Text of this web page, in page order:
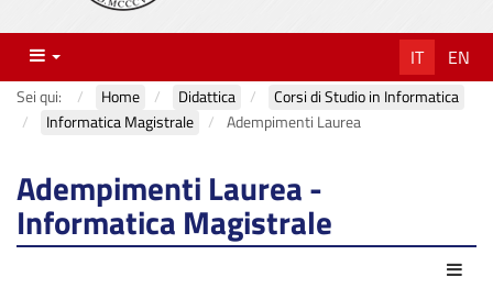
Menu IT EN
Sei qui: Home Didattica
Corsi di Studio in Informatica
Informatica Magistrale
Adempimenti Laurea
Adempimenti Laurea -
Informatica Magistrale